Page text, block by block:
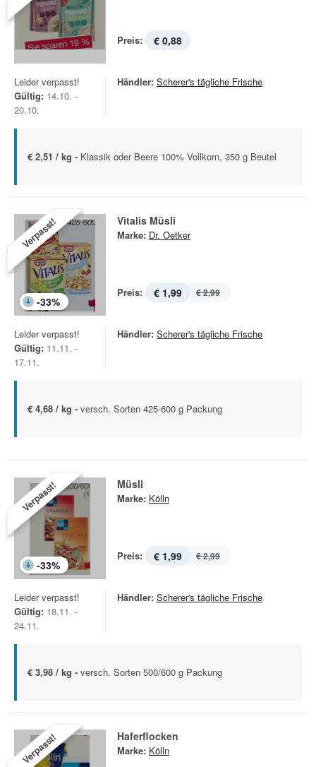
Preis: € 0,88
Leider verpasst!
Gültig: 14.10. -
20.10.
Händler: Scherer's tägliche Frische
€ 2,51 / kg - Klassik oder Beere 100% Vollkorn, 350 g Beutel
Verpasst!
-33%
Vitalis Müsli
Marke: Dr. Oetker
Preis: € 1,99 € 2,99
Leider verpasst!
Gültig: 11.11. -
17.11.
Händler: Scherer's tägliche Frische
€ 4,68 / kg - versch. Sorten 425-600 g Packung
Verpasst!
-33%
Müsli
Marke: Kölln
Preis: € 1,99 € 2,99
Leider verpasst!
Gültig: 18.11. -
24.11.
Händler: Scherer's tägliche Frische
€ 3,98 / kg - versch. Sorten 500/600 g Packung
Verpasst! Haferflocken
Marke: Kölln